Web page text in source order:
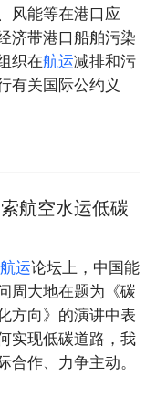
风能等在港口应
济带港口船舶污染
织在航运减排和污
有关国际公约义
航空水运低碳
航运论坛上，中国能
周大地在题为《碳
方向》的演讲中表
实现低碳道路，我
作、力争主动。